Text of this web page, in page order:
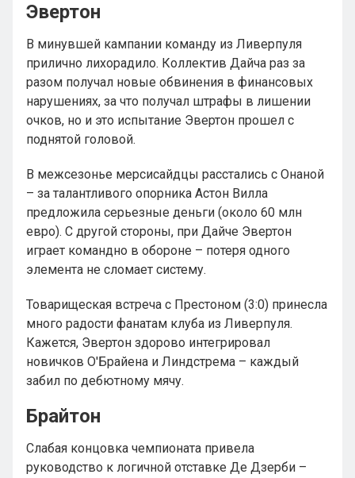
Эвертон
В минувшей кампании команду из Ливерпуля
прилично лихорадило. Коллектив Дайча раз за
разом получал новые обвинения в финансовых
нарушениях, за что получал штрафы в лишении
очков, но и это испытание Эвертон прошел с
поднятой головой.
В межсезонье мерсисайдцы расстались с Онаной
– за талантливого опорника Астон Вилла
предложила серьезные деньги (около 60 млн
евро). С другой стороны, при Дайче Эвертон
играет командно в обороне – потеря одного
элемента не сломает систему.
Товарищеская встреча с Престоном (3:0) принесла
много радости фанатам клуба из Ливерпуля.
Кажется, Эвертон здорово интегрировал
новичков О′Брайена и Линдстрема – каждый
забил по дебютному мячу.
Брайтон
Слабая концовка чемпионата привела
руководство к логичной отставке Де Дзерби –